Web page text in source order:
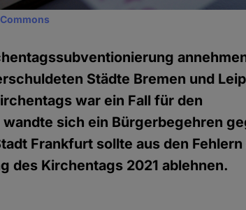
Städte Bremen und
war ein Fall für den
sich ein Bürgerbegehren
Frankfurt sollte aus den
des Kirchentags 2021 ablehnen.